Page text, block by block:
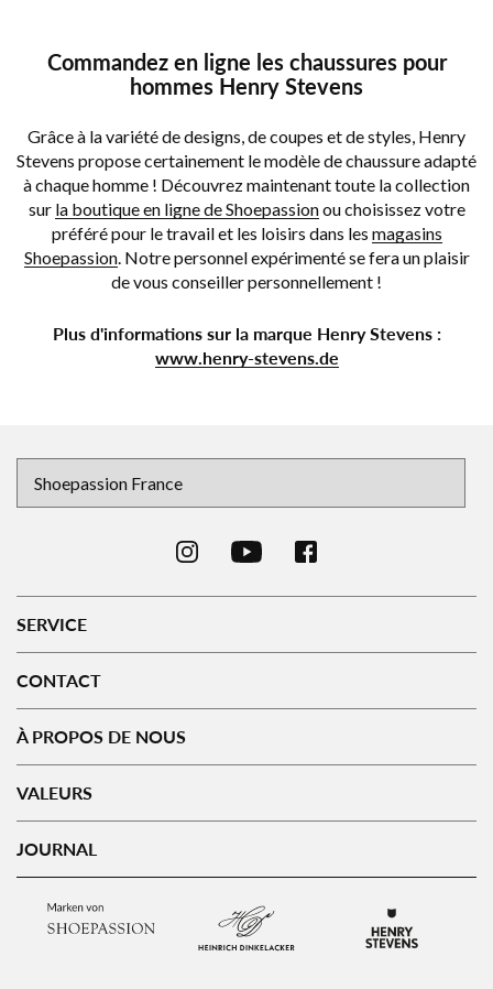
Commandez en ligne les chaussures pour
hommes Henry Stevens
Grâce à la variété de designs, de coupes et de styles, Henry
Stevens propose certainement le modèle de chaussure adapté
à chaque homme ! Découvrez maintenant toute la collection
sur la boutique en ligne de Shoepassionou choisissez votre
préféré pour le travail et les loisirs dans les magasins
Shoepassion. Notre personnel expérimenté se fera un plaisir
de vous conseiller personnellement !
Plus d'informations sur la marque Henry Stevens :
www.henry-stevens.de
SERVICE
CONTACT
À PROPOS DE NOUS
VALEURS
JOURNAL